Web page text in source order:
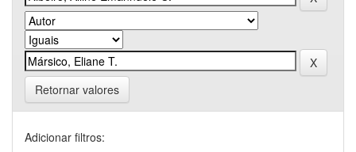
Retornar valores
Adicionar filtros: